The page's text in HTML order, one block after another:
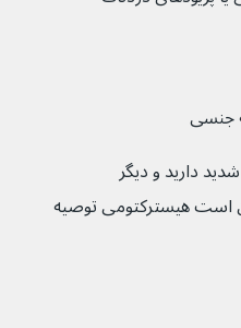
جنسی
شدید دارید و دیگر
ممکن است هیسترکتومی توصیه